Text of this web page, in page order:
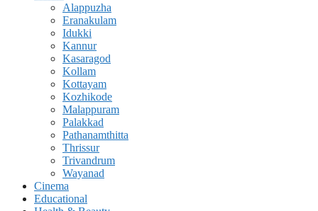
Alappuzha
Eranakulam
Idukki
Kannur
Kasaragod
Kollam
Kottayam
Kozhikode
Malappuram
Palakkad
Pathanamthitta
Thrissur
Trivandrum
Wayanad
Cinema
Educational